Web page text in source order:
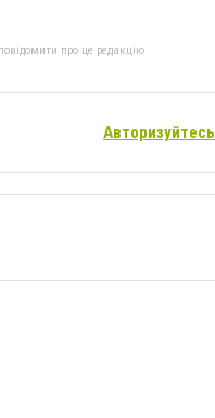
про це редакцію
Авторизуйтесь